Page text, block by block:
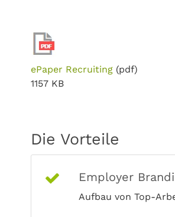
ePaper Recruiting (pdf)
1157 KB
Die Vorteile
Employer
Aufbau von Top-